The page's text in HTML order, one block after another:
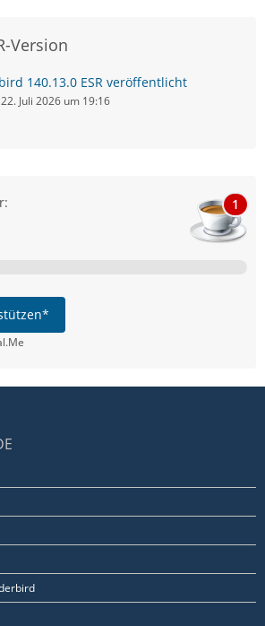
Version
140.13.0 ESR veröffentlicht
22. Juli 2026 um 19:16
1